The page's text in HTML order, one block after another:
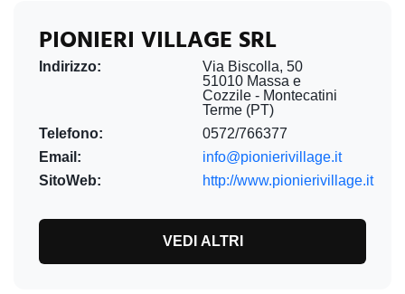
PIONIERI VILLAGE SRL
Indirizzo:
Via Biscolla, 50
51010 Massa e
Cozzile - Montecatini
Terme (PT)
Telefono:
0572/766377
Email:
info@pionierivillage.it
SitoWeb:
http://www.pionierivillage.it
VEDI ALTRI